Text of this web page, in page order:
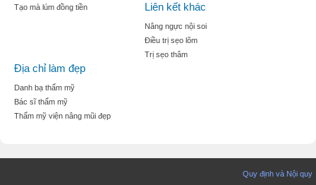
Tạo mà lúm đồng tiền
Liên kết khác
Nâng ngực nội soi
Điều trị sẹo lõm
Trị sẹo thâm
Địa chỉ làm đẹp
Danh bạ thẩm mỹ
Bác sĩ thẩm mỹ
Thẩm mỹ viện nâng mũi đẹp
Quy định và Nội quy